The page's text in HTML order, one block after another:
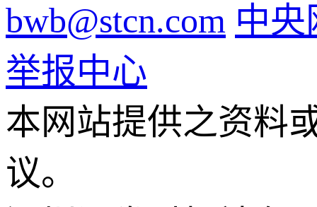
bwb@stcn.com 中
举报中心
本网站提供之资料
议。